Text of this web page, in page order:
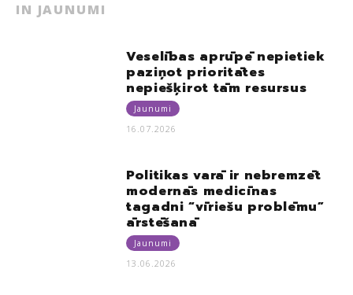
IN JAUNUMI
Veselības aprūpē nepietiek
paziņot prioritātes
nepiešķirot tām resursus
Jaunumi
16.07.2026
Politikas varā ir nebremzēt
modernās medicīnas
tagadni “vīriešu problēmu”
ārstēšanā
Jaunumi
13.06.2026